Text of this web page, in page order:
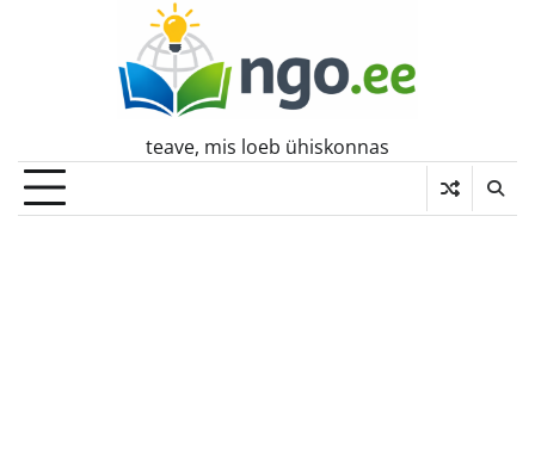
teave, mis loeb ühiskonnas